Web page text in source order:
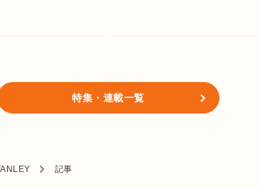
特集・連載一覧
記事